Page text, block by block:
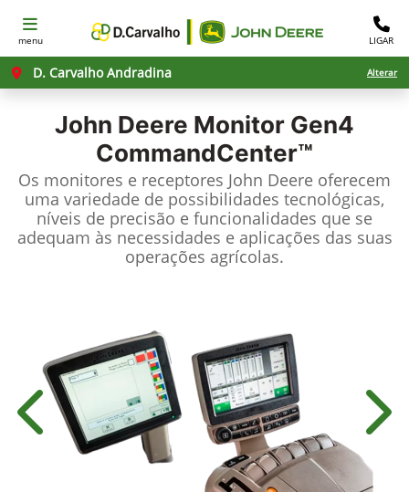
menu LIGAR
D. Carvalho Andradina Alterar
John Deere Monitor Gen4
CommandCenter™
Os monitores e receptores John Deere oferecem
uma variedade de possibilidades tecnológicas,
níveis de precisão e funcionalidades que se
adequam às necessidades e aplicações das suas
operações agrícolas.
Anterior